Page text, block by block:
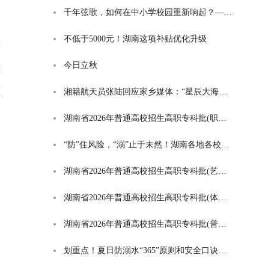
千年弦歌，如何在中小学校园重新响起？——湖南首届中小学书院制建设研讨会观察
不低于5000元！湖南这项补贴优化升级
今日立秋
湘籍航天员张陆回应家乡媒体：“星辰大海是一群人的长征”
湖南省2026年普通高校招生高职专科批(职高对口类)第一次投档分数线
“防”住风险，“溺”止于未然！湖南各地各校打响防溺水“保卫战”
湖南省2026年普通高校招生高职专科批(艺术类)第一次投档分数线
湖南省2026年普通高校招生高职专科批(体育类)第一次投档分数线
湖南省2026年普通高校招生高职专科批(普通类)第一次投档分数线
划重点！夏日防溺水“365”原则和安全口诀一起学